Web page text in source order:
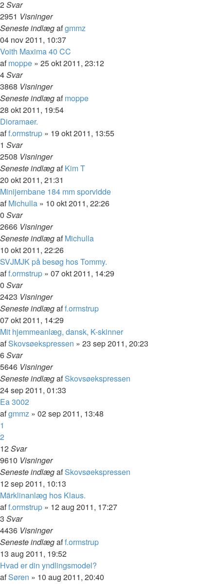
2Svar
2951 Visninger
Seneste indlægafgmmz
04 nov 2011, 10:37
Voith Maxima 40 CC
afmoppe » 25 okt 2011, 23:12
4Svar
3868 Visninger
Seneste indlægafmoppe
28 okt 2011, 19:54
Dioramaer.
aff.ormstrup » 19 okt 2011, 13:55
1 Svar
2508 Visninger
Seneste indlægafKim T
20 okt 2011, 21:31
Minijernbane 184 mm sporvidde
afMichulla » 10 okt 2011, 22:26
0 Svar
2666 Visninger
Seneste indlægafMichulla
10 okt 2011, 22:26
SVJMJK på besøg hos Tommy.
aff.ormstrup » 07 okt 2011, 14:29
0 Svar
2423 Visninger
Seneste indlægaff.ormstrup
07 okt 2011, 14:29
Mit hjemmeanlæg, dansk, K-skinner
afSkovsøekspressen » 23 sep 2011, 20:23
6Svar
5646 Visninger
Seneste indlægafSkovsøekspressen
24 sep 2011, 01:33
Ea 3002
afgmmz » 02 sep 2011, 13:48
1
2
12Svar
9610 Visninger
Seneste indlægafSkovsøekspressen
12 sep 2011, 10:13
Märklinanlæg hos Klaus.
aff.ormstrup » 12 aug 2011, 17:27
3 Svar
4436 Visninger
Seneste indlægaff.ormstrup
13 aug 2011, 19:52
Hvad er din yndlingsmodel?
afSøren » 10 aug 2011, 20:40